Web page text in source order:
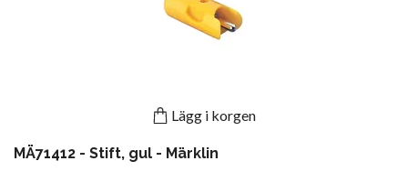
Lägg i korgen
MÄ71412 - Stift, gul - Märklin